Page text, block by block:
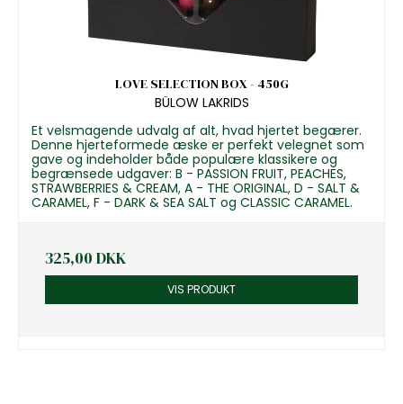
LOVE SELECTION BOX - 450G
BÜLOW LAKRIDS
Et velsmagende udvalg af alt, hvad hjertet begærer.
Denne hjerteformede æske er perfekt velegnet som
gave og indeholder både populære klassikere og
begrænsede udgaver: B - PASSION FRUIT, PEACHES,
STRAWBERRIES & CREAM, A - THE ORIGINAL, D - SALT &
CARAMEL, F - DARK & SEA SALT og CLASSIC CARAMEL.
325,00 DKK
VIS PRODUKT